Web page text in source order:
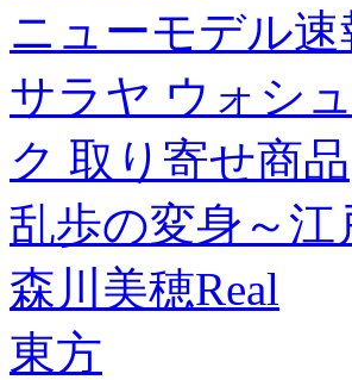
ニューモデル
サラヤ ウォシ
ク 取り寄せ商品
乱歩の変身～
森川美穂Real
東方